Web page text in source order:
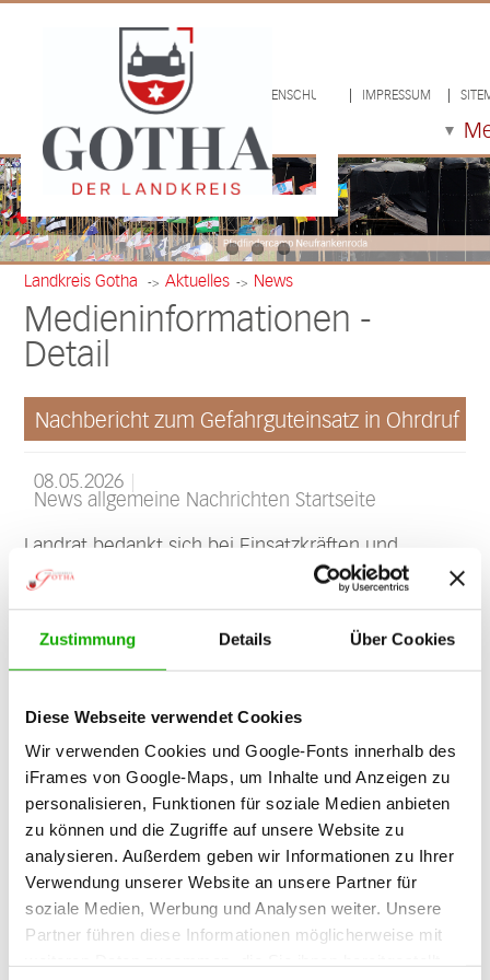
Zustimmung Details Über Cookies
Diese Webseite verwendet Cookies
Wir verwenden Cookies und Google-Fonts innerhalb des
iFrames von Google-Maps, um Inhalte und Anzeigen zu
personalisieren, Funktionen für soziale Medien anbieten
zu können und die Zugriffe auf unsere Website zu
analysieren. Außerdem geben wir Informationen zu Ihrer
Verwendung unserer Website an unsere Partner für
soziale Medien, Werbung und Analysen weiter. Unsere
Partner führen diese Informationen möglicherweise mit
IMPRESSUM
DATENSCHUTZ
LOGIN/LOGOUT
Landkreis Gotha -> Aktuelles -> News
Medieninformationen -
Detail
Nachbericht zum Gefahrguteinsatz in Ohrdruf
08.05.2026
News allgemeine Nachrichten Startseite
Landrat bedankt sich bei Einsatzkräften und
wünscht Verletzten schnelle Genesung
Durch
einen
Gefahrgutunfall in einer Ohrdrufer
Entsorgungsfirma sind gestern vier Menschen
schwer verletzt worden. 25 weitere Personen
mussten im Krankenhaus bzw. ambulant